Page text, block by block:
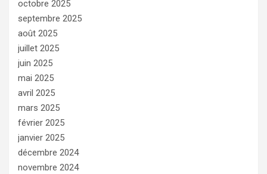
octobre 2025
septembre 2025
août 2025
juillet 2025
juin 2025
mai 2025
avril 2025
mars 2025
février 2025
janvier 2025
décembre 2024
novembre 2024